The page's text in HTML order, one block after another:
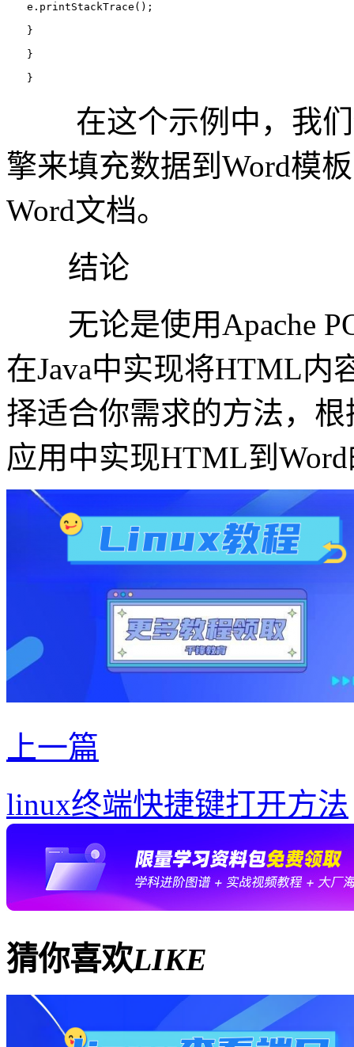
e.printStackTrace();
}
}
}
在这个示例中，我们
擎来填充数据到Word模
Word文档。
结论
无论是使用Apache
在Java中实现将HTML内
择适合你需求的方法，
应用中实现HTML到
上一篇
linux终端快捷键打开方法
猜你喜欢LIKE